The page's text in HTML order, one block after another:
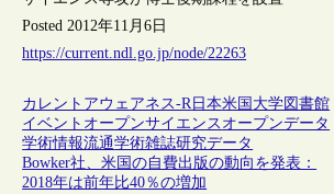
Posted 2012年11月6日
https://current.ndl.go.jp/node/22263
カレントアウェアネス-R日本米国 大学図書館
イベント オープンサイエンス オープンデータ
学術情報流通学術雑誌研究データ
Bowker社、米国の自費出版の動向を発表：
2018年は前年比40％の増加